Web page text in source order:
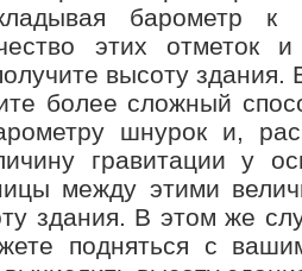
барометр
этих отметок
высоту
более сложный
шнурок и,
гравитации у
между этими
здания. В этом же
подняться с